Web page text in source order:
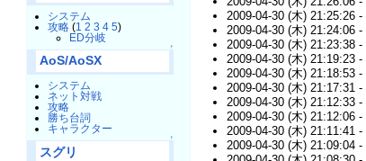
システム
攻略 (1 2 3 4 5)
ED分岐
↑
AoS/AoSX
システム
ネット対戦
攻略
勝ち台詞
キャラクター
↑
スグリ
2009-04-30 (木) 21:25:26 -
2009-04-30 (木) 21:24:06 -
2009-04-30 (木) 21:23:38 -
2009-04-30 (木) 21:19:23 -
2009-04-30 (木) 21:18:53 -
2009-04-30 (木) 21:17:31 -
2009-04-30 (木) 21:12:33 -
2009-04-30 (木) 21:12:06 -
2009-04-30 (木) 21:11:41 -
2009-04-30 (木) 21:09:04 -